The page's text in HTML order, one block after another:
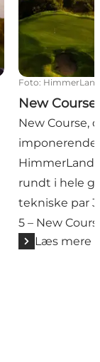
Foto:
New
New Course,
imponerende
rundt i hele
tekniske par
5 – New
Læs mere